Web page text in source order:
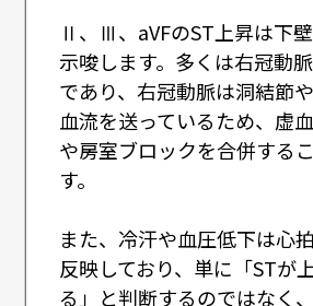
Ⅱ、Ⅲ、aVFのST上昇は下
示唆します。多くは右冠動
であり、右冠動脈は洞結節
血流を送っているため、虚
や房室ブロックを合併する
す。
また、冷汗や血圧低下は心
反映しており、単に「STが
る」と判断するのではなく